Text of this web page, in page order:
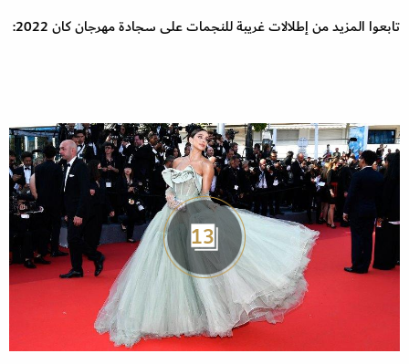
تابعوا المزيد من إطلالات غريبة للنجمات على سجادة مهرجان كان 2022:
13